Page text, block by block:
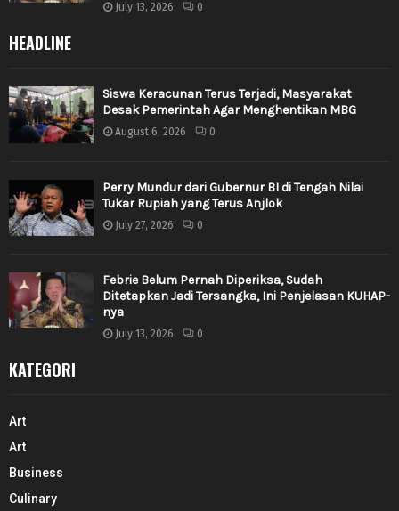
July 13, 2026 0
HEADLINE
Siswa Keracunan Terus Terjadi, Masyarakat
Desak Pemerintah Agar Menghentikan MBG
August 6, 2026 0
Perry Mundur dari Gubernur BI di Tengah Nilai
Tukar Rupiah yang Terus Anjlok
July 27, 2026 0
Febrie Belum Pernah Diperiksa, Sudah
Ditetapkan Jadi Tersangka, Ini Penjelasan KUHAP-
nya
July 13, 2026 0
KATEGORI
Art
Art
Business
Culinary